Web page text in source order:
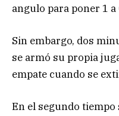
angulo para poner 1
Sin embargo, dos
se armó su propia
empate cuando se
En el segundo tiempo